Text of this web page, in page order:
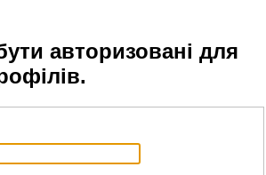
авторизовані для